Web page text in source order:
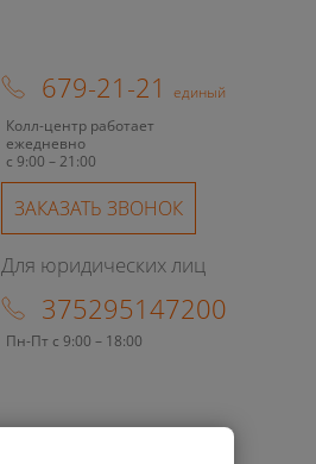
679-21-21
единый
Колл-центр работает
ежедневно
с 9:00 – 21:00
ЗАКАЗАТЬ ЗВОНОК
Для юридических лиц
375295147200
Пн-Пт с 9:00 – 18:00